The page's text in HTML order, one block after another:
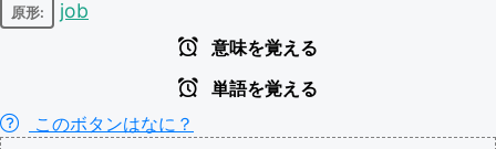
原形: job
意味を覚える
単語を覚える
このボタンはなに？